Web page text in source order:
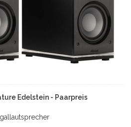
Edelstein - Paarpreis